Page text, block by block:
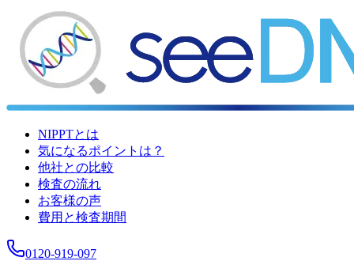
NIPPTとは
気になるポイントは？
他社との比較
検査の流れ
お客様の声
費用と検査期間
0120-919-097